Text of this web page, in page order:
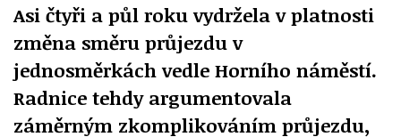
Asi čtyři a půl roku vydržela v platnosti
změna směru průjezdu v
jednosměrkách vedle Horního náměstí.
Radnice tehdy argumentovala
záměrným zkomplikováním průjezdu,